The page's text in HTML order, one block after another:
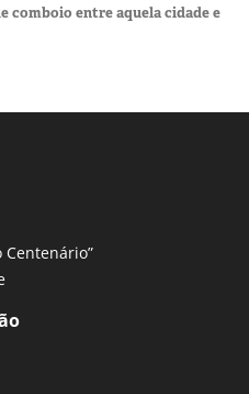
comboio entre aquela cidade e
Centenário”